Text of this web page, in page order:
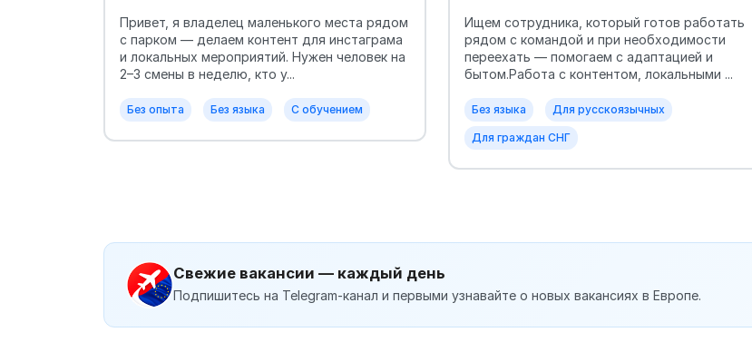
Привет, я владелец маленького места рядом
с парком — делаем контент для инстаграма
и локальных мероприятий. Нужен человек на
2–3 смены в неделю, кто у...
Без опыта Без языка С обучением
Ищем сотрудника, который готов работать
рядом с командой и при необходимости
переехать — помогаем с адаптацией и
бытом.Работа с контентом, локальными ...
Без языка Для русскоязычных
Для граждан СНГ
Свежие вакансии — каждый день
Подпишитесь на Telegram-канал и первыми узнавайте о новых вакансиях в Европе.